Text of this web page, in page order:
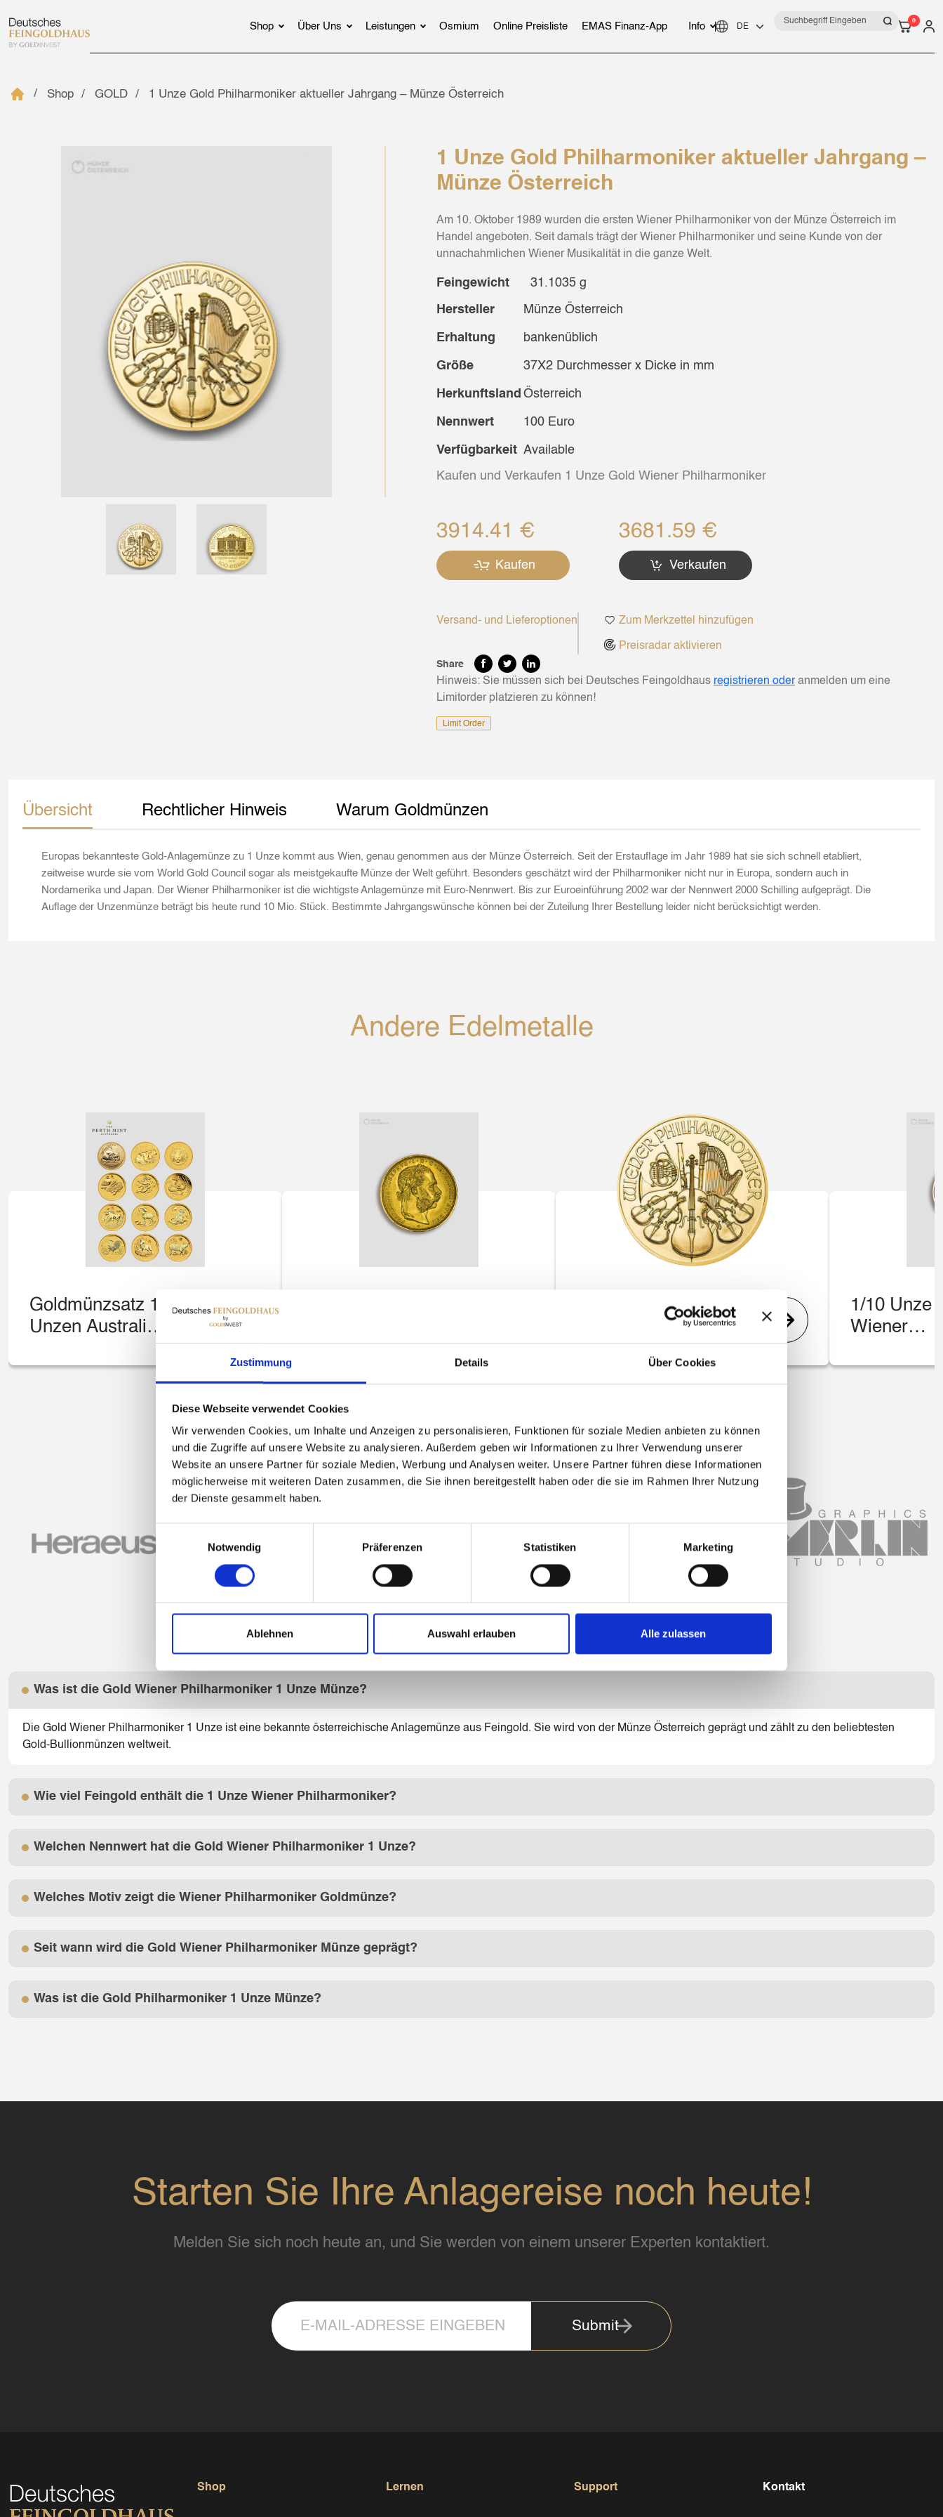
Zustimmung Details Über Cookies
Diese Webseite verwendet Cookies
Wir verwenden Cookies, um Inhalte und Anzeigen zu personalisieren, Funktionen für soziale Medien anbieten zu können
und die Zugriffe auf unsere Website zu analysieren. Außerdem geben wir Informationen zu Ihrer Verwendung unserer
Website an unsere Partner für soziale Medien, Werbung und Analysen weiter. Unsere Partner führen diese Informationen
möglicherweise mit weiteren Daten zusammen, die Sie ihnen bereitgestellt haben oder die sie im Rahmen Ihrer Nutzung
der Dienste gesammelt haben.
Notwendig
Präferenzen Statistiken Marketing
Ablehnen Auswahl erlauben Alle zulassen
Shop Über Uns Leistungen Osmium Online Preisliste EMAS Finanz-App Info
0
Shop GOLD 1 Unze Gold Philharmoniker aktueller Jahrgang – Münze Österreich
1 Unze Gold Philharmoniker aktueller Jahrgang –
Münze Österreich
Am 10. Oktober 1989 wurden die ersten Wiener Philharmoniker von der Münze Österreich im
Handel angeboten. Seit damals trägt der Wiener Philharmoniker und seine Kunde von der
unnachahmlichen Wiener Musikalität in die ganze Welt.
Feingewicht 31.1035 g
Hersteller Münze Österreich
Erhaltung bankenüblich
Größe 37X2 Durchmesser x Dicke in mm
Herkunftsland Österreich
Nennwert 100 Euro
Verfügbarkeit Available
Kaufen und Verkaufen 1 Unze Gold Wiener Philharmoniker
3914.41 €
Kaufen
3681.59 €
Verkaufen
Versand- und Lieferoptionen Zum Merkzettel hinzufügen
Preisradar aktivieren
Share
Hinweis: Sie müssen sich bei Deutsches Feingoldhaus registrieren oderanmelden um eine
Limitorder platzieren zu können!
Limit Order
Übersicht Rechtlicher Hinweis Warum Goldmünzen
Europas bekannteste Gold-Anlagemünze zu 1 Unze kommt aus Wien, genau genommen aus der Münze Österreich. Seit der Erstauflage im Jahr 1989 hat sie sich schnell etabliert,
zeitweise wurde sie vom World Gold Council sogar als meistgekaufte Münze der Welt geführt. Besonders geschätzt wird der Philharmoniker nicht nur in Europa, sondern auch in
Nordamerika und Japan. Der Wiener Philharmoniker ist die wichtigste Anlagemünze mit Euro-Nennwert. Bis zur Euroeinführung 2002 war der Nennwert 2000 Schilling aufgeprägt. Die
Auflage der Unzenmünze beträgt bis heute rund 10 Mio. Stück. Bestimmte Jahrgangswünsche können bei der Zuteilung Ihrer Bestellung leider nicht berücksichtigt werden.
Andere Edelmetalle
Goldmünzsatz 1
Unzen Australien
Österreich
1 Unze Gold
Philharmoniker
aktueller
Jahrgang –
1/10 Unze
Wiener
Münze
Was ist die Gold Wiener Philharmoniker 1 Unze Münze?
Die Gold Wiener Philharmoniker 1 Unze ist eine bekannte österreichische Anlagemünze aus Feingold. Sie wird von der Münze Österreich geprägt und zählt zu den beliebtesten
Gold-Bullionmünzen weltweit.
Wie viel Feingold enthält die 1 Unze Wiener Philharmoniker?
Welchen Nennwert hat die Gold Wiener Philharmoniker 1 Unze?
Welches Motiv zeigt die Wiener Philharmoniker Goldmünze?
Seit wann wird die Gold Wiener Philharmoniker Münze geprägt?
Was ist die Gold Philharmoniker 1 Unze Münze?
Starten Sie Ihre Anlagereise noch heute!
Melden Sie sich noch heute an, und Sie werden von einem unserer Experten kontaktiert.
Submit
Shop Lernen Support Kontakt